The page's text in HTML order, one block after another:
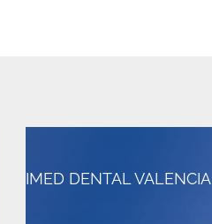
IMED DENTAL VALENCIA